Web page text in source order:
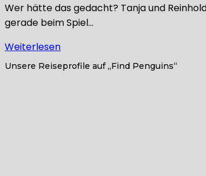
Wer hätte das gedacht? Tanja und
gerade beim Spiel…
Weiterlesen
Unsere Reiseprofile auf „Find Penguins“